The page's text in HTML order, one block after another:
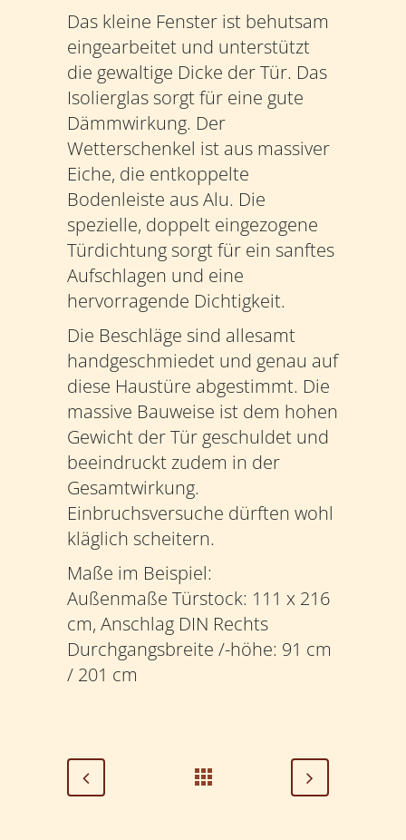
Das kleine Fenster ist behutsam
eingearbeitet und unterstützt
die gewaltige Dicke der Tür. Das
Isolierglas sorgt für eine gute
Dämmwirkung. Der
Wetterschenkel ist aus massiver
Eiche, die entkoppelte
Bodenleiste aus Alu. Die
spezielle, doppelt eingezogene
Türdichtung sorgt für ein sanftes
Aufschlagen und eine
hervorragende Dichtigkeit.
Die Beschläge sind allesamt
handgeschmiedet und genau auf
diese Haustüre abgestimmt. Die
massive Bauweise ist dem hohen
Gewicht der Tür geschuldet und
beeindruckt zudem in der
Gesamtwirkung.
Einbruchsversuche dürften wohl
kläglich scheitern.
Maße im Beispiel:
Außenmaße Türstock: 111 x 216
cm, Anschlag DIN Rechts
Durchgangsbreite /-höhe: 91 cm
/ 201 cm